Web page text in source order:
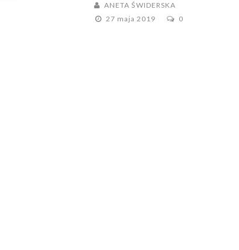
ANETA ŚWIDERSKA
27 maja 2019
0